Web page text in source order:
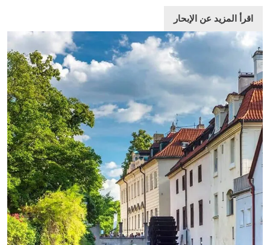
اقرأ المزيد عن الإبحار